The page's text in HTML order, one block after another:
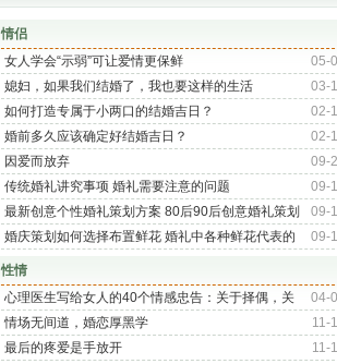
情侣
05-
女人学会“示弱”可让爱情更保鲜
03-
媳妇，如果我们结婚了，我也要这样的生活
02-
如何打造专属于小两口的结婚吉日？
02-
婚前多久应该确定好结婚吉日？
09-
因爱而放弃
09-
传统婚礼讲究事项 婚礼需要注意的问题
09-
最新创意个性婚礼策划方案 80后90后创意婚礼策划
方案
09-
婚庆策划如何选择布置鲜花 婚礼中各种鲜花代表的
寓意
性情
04-
心理医生写给女人的40个情感忠告：关于择偶，关
于男人，关于自己，关于人生
11-
情场无间道，婚恋厚黑学
11-
最后的疼爱是手放开